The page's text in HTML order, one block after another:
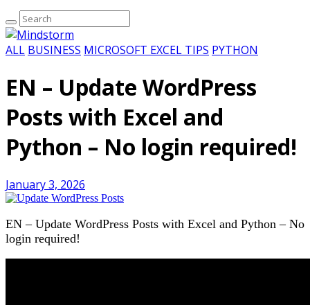
ALL BUSINESS MICROSOFT EXCEL TIPS PYTHON
EN – Update WordPress
Posts with Excel and
Python – No login required!
January 3, 2026
EN – Update WordPress Posts with Excel and Python – No
login required!